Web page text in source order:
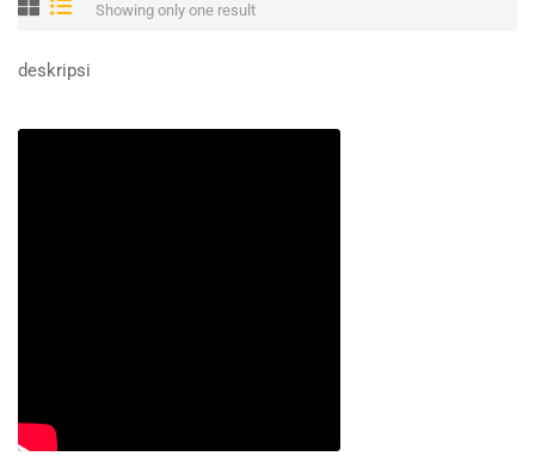
Showing only one result
deskripsi